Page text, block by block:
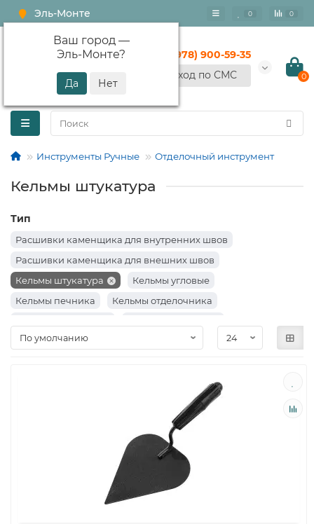
Эль-Монте
Ваш город —
Эль-Монте?
0 0
+7 (978) 900-59-35
Вход по СМС
0
Инструменты Ручные Отделочный инструмент
Кельмы штукатура
Тип
Расшивки каменщика для внутренних швов
Расшивки каменщика для внешних швов
Кельмы штукатура
Кельмы угловые
Кельмы печника
Кельмы отделочника